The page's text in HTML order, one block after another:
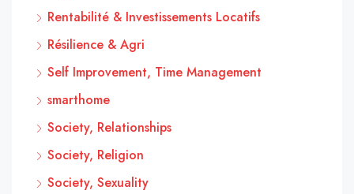
Rentabilité & Investissements Locatifs
Résilience & Agri
Self Improvement, Time Management
smarthome
Society, Relationships
Society, Religion
Society, Sexuality